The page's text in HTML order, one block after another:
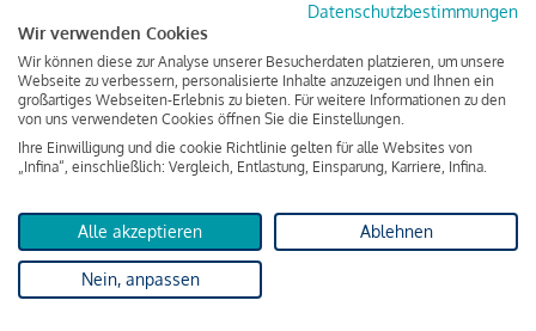
Kreditgeschäft gehören zu den wesentlichen
Schwerpunktsetzungen meiner Funktion.
Lesen Sie meine Finanzierungs-Tipps
KreditindexDas Wohnkredit Barometer
Datenschutzbestimmungen
Wir verwenden Cookies
Wir können diese zur Analyse unserer Besucherdaten platzieren, um unsere
Webseite zu verbessern, personalisierte Inhalte anzuzeigen und Ihnen ein
großartiges Webseiten-Erlebnis zu bieten. Für weitere Informationen zu den
von uns verwendeten Cookies öffnen Sie die Einstellungen.
Ihre Einwilligung und die cookie Richtlinie gelten für alle Websites von
„Infina“, einschließlich: Vergleich, Entlastung, Einsparung, Karriere, Infina.
Alle akzeptieren Ablehnen
Nein, anpassen